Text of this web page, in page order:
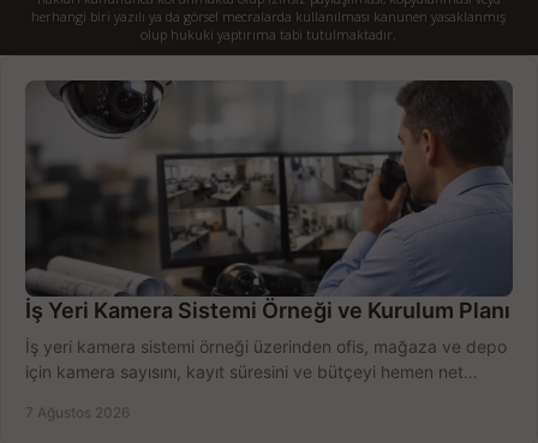
herhangi biri yazılı ya da görsel mecralarda kullanılması kanunen yasaklanmış
olup hukuki yaptırıma tabi tutulmaktadır.
İş Yeri Kamera Sistemi Örneği ve Kurulum Planı
İş yeri kamera sistemi örneği üzerinden ofis, mağaza ve depo
için kamera sayısını, kayıt süresini ve bütçeyi hemen net
7 Ağustos 2026